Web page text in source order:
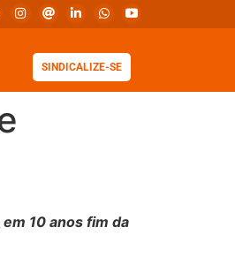
SINDICALIZE-SE
10 anos fim da